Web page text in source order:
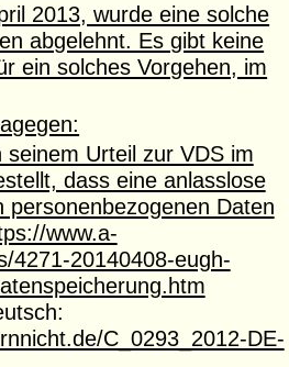
2013, wurde eine solche
abgelehnt. Es gibt keine
ein solches Vorgehen, im
seinem Urteil zur VDS im
dass eine anlasslose
personenbezogenen Daten
www.a-
4271-20140408-eugh-
C_0293_2012-DE-